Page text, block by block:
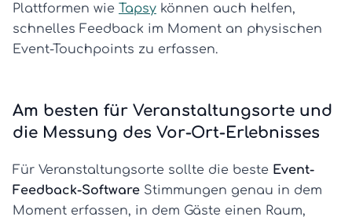
Plattformen wie Tapsy können auch helfen,
schnelles Feedback im Moment an physischen
Event-Touchpoints zu erfassen.
Am besten für Veranstaltungsorte und
die Messung des Vor-Ort-Erlebnisses
Für Veranstaltungsorte sollte die beste Event-
Feedback-Software Stimmungen genau in dem
Moment erfassen, in dem Gäste einen Raum,